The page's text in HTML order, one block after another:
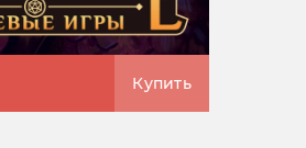
Купить